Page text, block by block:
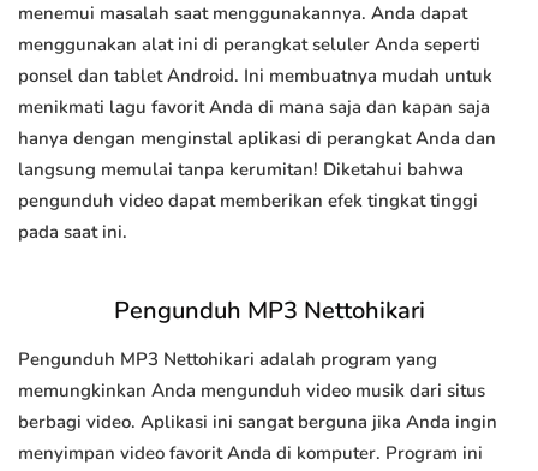
menemui masalah saat menggunakannya. Anda dapat
menggunakan alat ini di perangkat seluler Anda seperti
ponsel dan tablet Android. Ini membuatnya mudah untuk
menikmati lagu favorit Anda di mana saja dan kapan saja
hanya dengan menginstal aplikasi di perangkat Anda dan
langsung memulai tanpa kerumitan! Diketahui bahwa
pengunduh video dapat memberikan efek tingkat tinggi
pada saat ini.
Pengunduh MP3 Nettohikari
Pengunduh MP3 Nettohikari adalah program yang
memungkinkan Anda mengunduh video musik dari situs
berbagi video. Aplikasi ini sangat berguna jika Anda ingin
menyimpan video favorit Anda di komputer. Program ini